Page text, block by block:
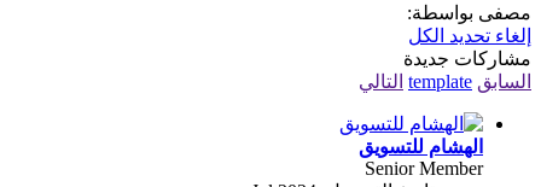
مصفى بواسطة:
إلغاء تحديد الكل
مشاركات جديدة
السابق template التالي
الهشام للتسويق
Senior Member